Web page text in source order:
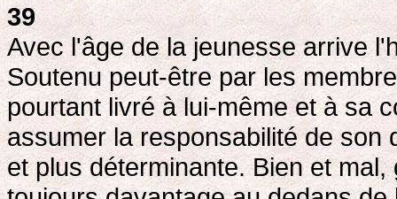
39
Avec l'âge de la jeunesse arrive
Soutenu peut-être par les
pourtant livré à lui-même et à sa
assumer la responsabilité de son
et plus déterminante. Bien et